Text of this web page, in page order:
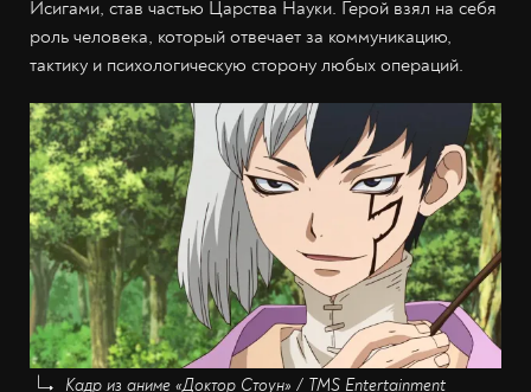
Исигами, став частью Царства Науки. Герой взял на себя
роль человека, который отвечает за коммуникацию,
тактику и психологическую сторону любых операций.
Кадр из аниме «Доктор Стоун» / TMS Entertainment